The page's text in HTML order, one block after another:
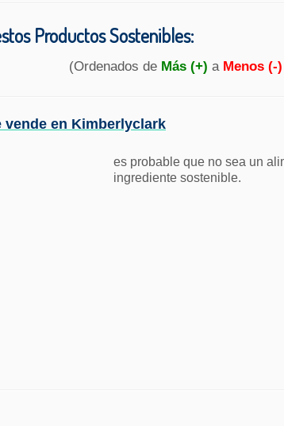
Productos Sostenibles:
(Ordenados de Más (+) a Menos (-)
vende en Kimberlyclark
es probable que no sea un
ingrediente sostenible.